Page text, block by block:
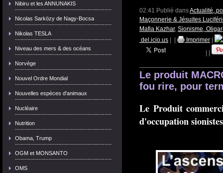
Nibiru et les ANNUNAKIS
Nicolas Sarközy de Nagy-Bocsa
Nikolas TESLA
Niveau des mers & des océans
Norvège
Nouvel Ordre Mondial
Nouvelles espèces d'animaux
Nucléaire
Nutrition
Obama, Trump
OGM et MONSANTO
OMS
02:41 Publié dansActualité,
Maçonnerie & Jésuites
Mafia Kazhar, Sionisme,
del.icio.us
Imprimer
Le produit
fou rire, pour
Le Produit
d'occupation